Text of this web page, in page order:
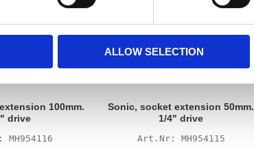
ALLOW SELECTION
100mm.
drive
MH954116
Sonic, socket extension 50mm.
1/4" drive
MH954115